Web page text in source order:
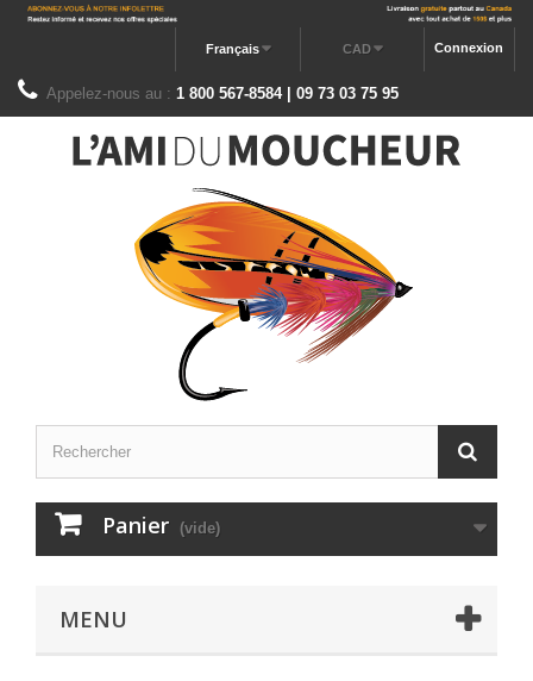
Connexion
CAD
Français
Appelez-nous au : 1 800 567-8584 | 09 73 03 75 95
Panier (vide)
MENU